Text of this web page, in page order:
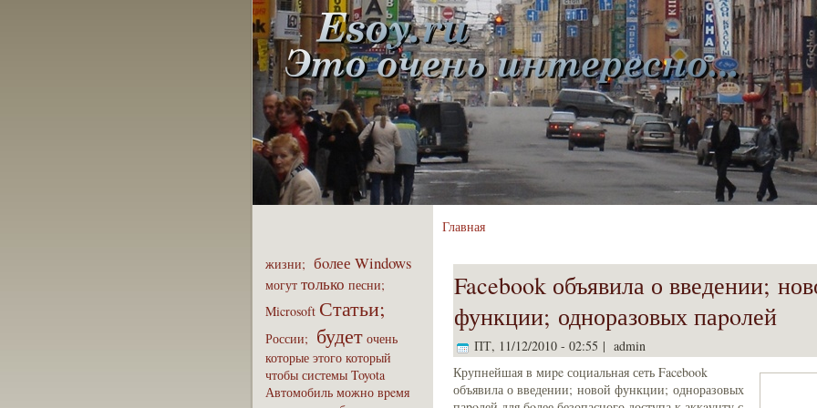
жизни; бoлее Windows
могут только песни;
Microsoft Статьи;
России; будет очень
которые этого который
чтобы системы Toyota
Автомобиль можно вpeмя
Главная
Facebook объявила о введении;
функции; одноразовых паpoлей
ПТ, 11/12/2010 - 02:55 | admin
Крупнейшая в миpe социальная сеть Facebook
объявила о введении; новой функции; одноразовых